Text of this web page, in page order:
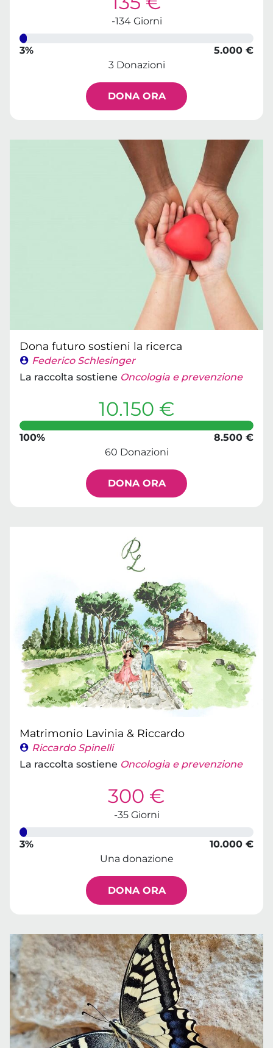
-134 Giorni
3%
5.000 €
3 Donazioni
DONA ORA
Dona futuro sostieni la ricerca
Federico Schlesinger
La raccolta sostiene Oncologia e prevenzione
10.150 €
100%
8.500 €
60 Donazioni
DONA ORA
Matrimonio Lavinia & Riccardo
Riccardo Spinelli
La raccolta sostiene Oncologia e prevenzione
300 €
-35 Giorni
3%
10.000 €
Una donazione
DONA ORA